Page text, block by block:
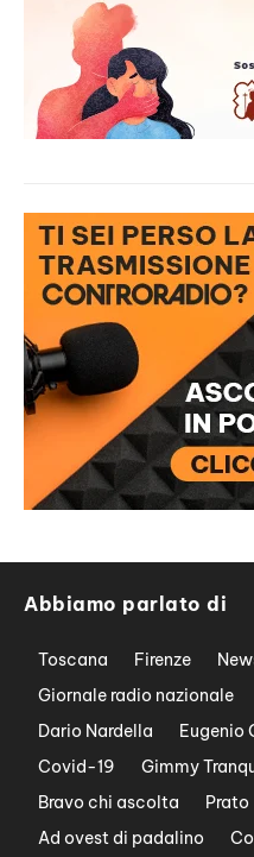
Abbiamo parlato di
Toscana Firenze
Giornale radio nazionale
Dario Nardella
Eugenio
Covid-19
Gimmy
Bravo chi ascolta
Prato
Ad ovest di padalino